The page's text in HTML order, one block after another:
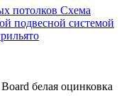
потолков Схема
подвесной системой
белая оцинковка